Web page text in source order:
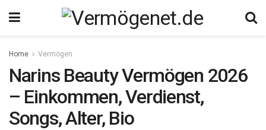
Home Vermögen
Narins Beauty Vermögen 2026
– Einkommen, Verdienst,
Songs, Alter, Bio